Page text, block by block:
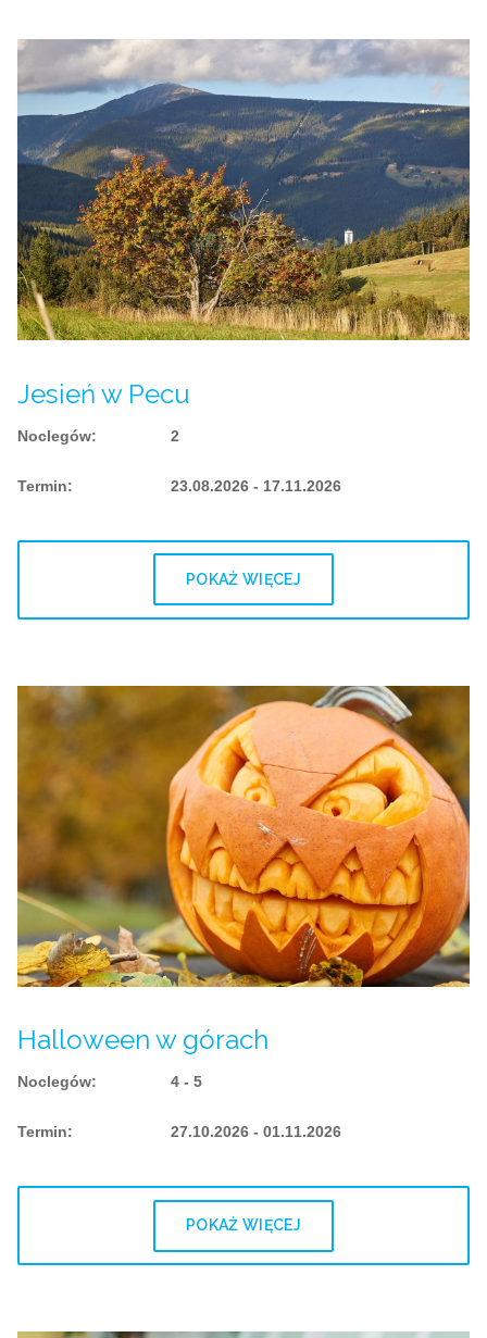
Jesień w Pecu
Noclegów: 2
Termin: 23.08.2026 - 17.11.2026
POKAŻ WIĘCEJ
Halloween w górach
Noclegów: 4 - 5
Termin: 27.10.2026 - 01.11.2026
POKAŻ WIĘCEJ